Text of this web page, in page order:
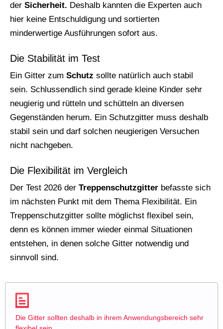
der Sicherheit. Deshalb kannten die Experten auch
hier keine Entschuldigung und sortierten
minderwertige Ausführungen sofort aus.
Die Stabilität im Test
Ein Gitter zum Schutz sollte natürlich auch stabil
sein. Schlussendlich sind gerade kleine Kinder sehr
neugierig und rütteln und schütteln an diversen
Gegenständen herum. Ein Schutzgitter muss deshalb
stabil sein und darf solchen neugierigen Versuchen
nicht nachgeben.
Die Flexibilität im Vergleich
Der Test 2026 der Treppenschutzgitter befasste sich
im nächsten Punkt mit dem Thema Flexibilität. Ein
Treppenschutzgitter sollte möglichst flexibel sein,
denn es können immer wieder einmal Situationen
entstehen, in denen solche Gitter notwendig und
sinnvoll sind.
Die Gitter sollten deshalb in ihrem Anwendungsbereich sehr